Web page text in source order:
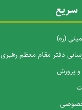
(ره)
رسانی دفتر مقام معظم رهبری
و پرورش
خصوصی